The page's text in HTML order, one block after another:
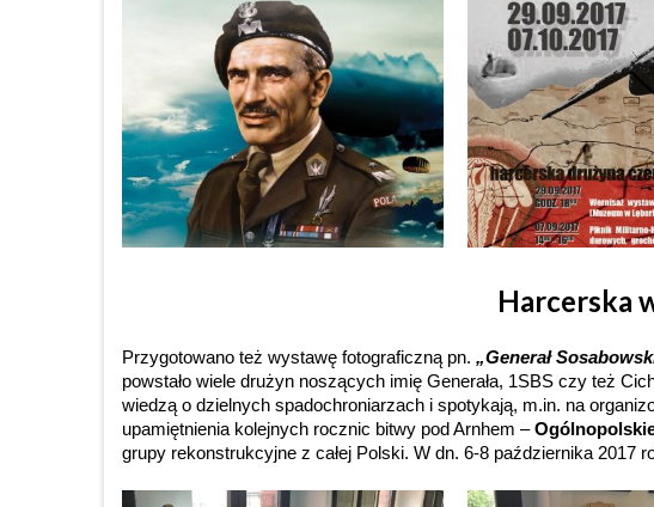
Harcerska
Przygotowano też wystawę fotograficzną pn. „Generał
powstało wiele drużyn noszących imię Generała, 1SBS czy też
wiedzą o dzielnych spadochroniarzach i spotykają, m.in. na
upamiętnienia kolejnych rocznic bitwy pod Arnhem –
grupy rekonstrukcyjne z całej Polski. W dn. 6-8 października 2017